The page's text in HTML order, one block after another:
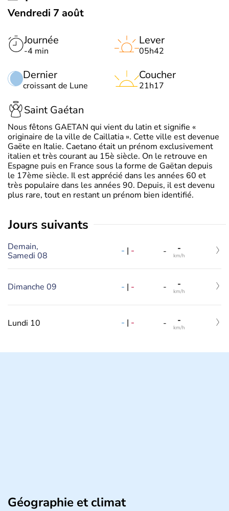
Vendredi 7 août
Journée
-4 min
Dernier
croissant de Lune
Lever
05h42
Coucher
21h17
Saint Gaétan
Nous fêtons GAETAN qui vient du latin et signifie «
originaire de la ville de Caillatia ». Cette ville est devenue
Gaëte en Italie. Caetano était un prénom exclusivement
italien et très courant au 15è siècle. On le retrouve en
Espagne puis en France sous la forme de Gaëtan depuis
le 17ème siècle. Il est apprécié dans les années 60 et
très populaire dans les années 90. Depuis, il est devenu
plus rare, tout en restant un prénom bien identifié.
jours suivants
Demain,
Samedi 08
- | - - -
km/h
Dimanche 09 - | - - -
km/h
Lundi 10 - | - - -
km/h
Géographie et climat